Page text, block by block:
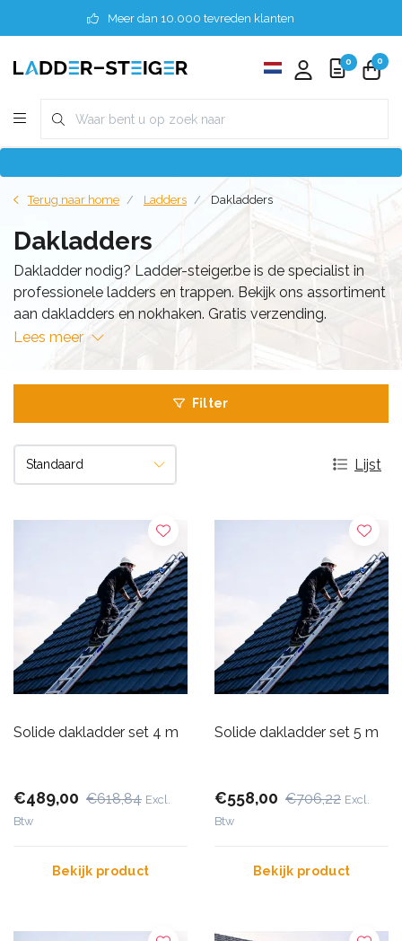
Meer dan 10.000 tevreden klanten
0 0
Terug naar home Ladders Dakladders
Dakladders
Dakladder nodig? Ladder-steiger.be is de specialist in
professionele ladders en trappen. Bekijk ons assortiment
aan dakladders en nokhaken. Gratis verzending.
Lees meer
Filter
Lijst
Solide dakladder set 4 m
€489,00 €618,84 Excl.
Btw
Bekijk product
Solide dakladder set 5 m
€558,00 €706,22 Excl.
Btw
Bekijk product